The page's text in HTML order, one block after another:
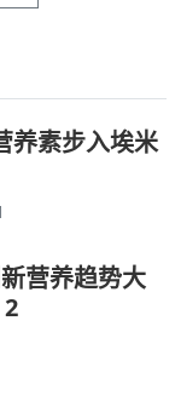
养素步入埃米
营养趋势大